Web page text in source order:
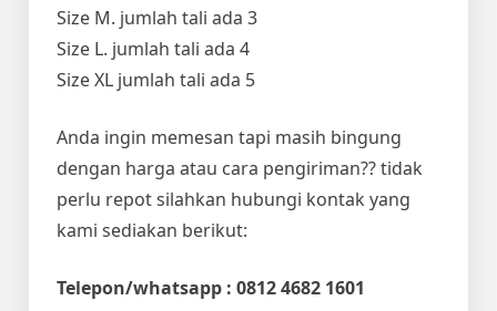
Size M. jumlah tali ada 3
Size L. jumlah tali ada 4
Size XL jumlah tali ada 5
Anda ingin memesan tapi masih bingung
dengan harga atau cara pengiriman?? tidak
perlu repot silahkan hubungi kontak yang
kami sediakan berikut:
Telepon/whatsapp : 0812 4682 1601